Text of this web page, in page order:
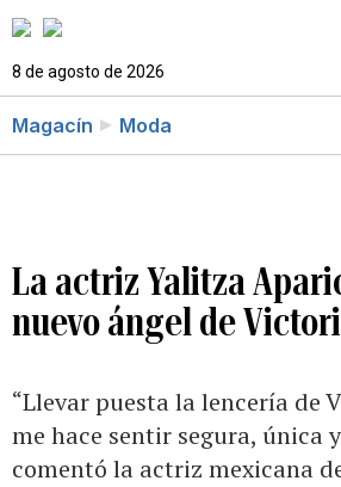
8 de agosto de 2026
Magacín Moda
La actriz Yalitza
nuevo ángel de
“Llevar puesta la lencería de
me hace sentir segura, única
comentó la actriz mexicana